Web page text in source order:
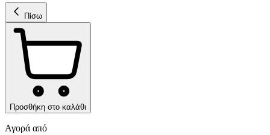
Πίσω
Προσθήκη στο καλάθι
Αγορά από